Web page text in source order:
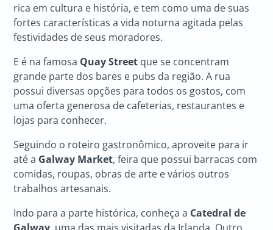
rica em cultura e história, e tem como uma de suas
fortes características a vida noturna agitada pelas
festividades de seus moradores.
E é na famosa Quay Street que se concentram
grande parte dos bares e pubs da região. A rua
possui diversas opções para todos os gostos, com
uma oferta generosa de cafeterias, restaurantes e
lojas para conhecer.
Seguindo o roteiro gastronômico, aproveite para ir
até a Galway Market, feira que possui barracas com
comidas, roupas, obras de arte e vários outros
trabalhos artesanais.
Indo para a parte histórica, conheça a Catedral de